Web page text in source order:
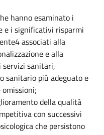
hanno esaminato i
e i significativi risparmi
associati alla
e alla
servizi sanitari,
sanitario più adeguato e
della qualità
con successivi
che persistono